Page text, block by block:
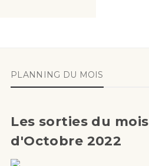
PLANNING DU MOIS
Les sorties du mois
d'Octobre 2022